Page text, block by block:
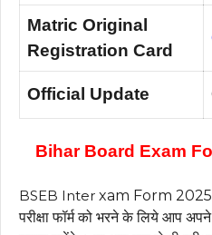
Matric Original
Registration Card
Official Update
Bihar Board Exam
BSEB Inter xam Form 2025 मे
परीक्षा फॉर्म को भरने के लिये आप अपने